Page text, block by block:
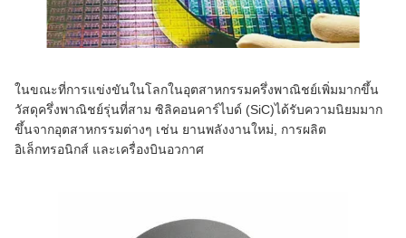
ในขณะที่การแข่งขันในโลกในอุตสาหกรรมครึ่งพาณิชย์เพิ่มมากขึ้น
วัสดุครึ่งพาณิชย์รุ่นที่สาม ซิลิคอนคาร์ไบด์ (SiC)ได้รับความนิยมมาก
ขึ้นจากอุตสาหกรรมต่างๆ เช่น ยานพลังงานใหม่, การผลิต
อิเล็กทรอนิกส์ และเครื่องบินอวกาศ